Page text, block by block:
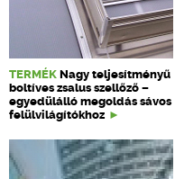
TERMÉK Nagy teljesítményű
boltíves zsalus szellőző –
egyedülálló megoldás sávos
felülvilágítókhoz